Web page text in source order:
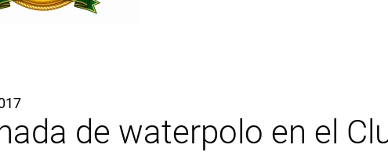
de waterpolo en el